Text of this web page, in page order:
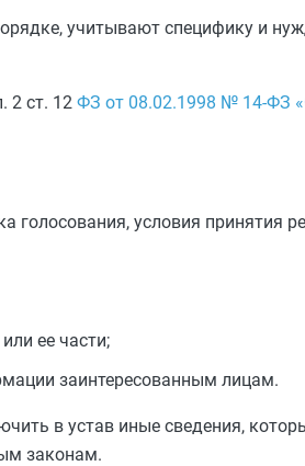
учитывают специфику и
2 ст. 12 ФЗ от 08.02.1998 № 14-ФЗ
голосования, условия принятия
ее части;
заинтересованным лицам.
в устав иные сведения,
законам.